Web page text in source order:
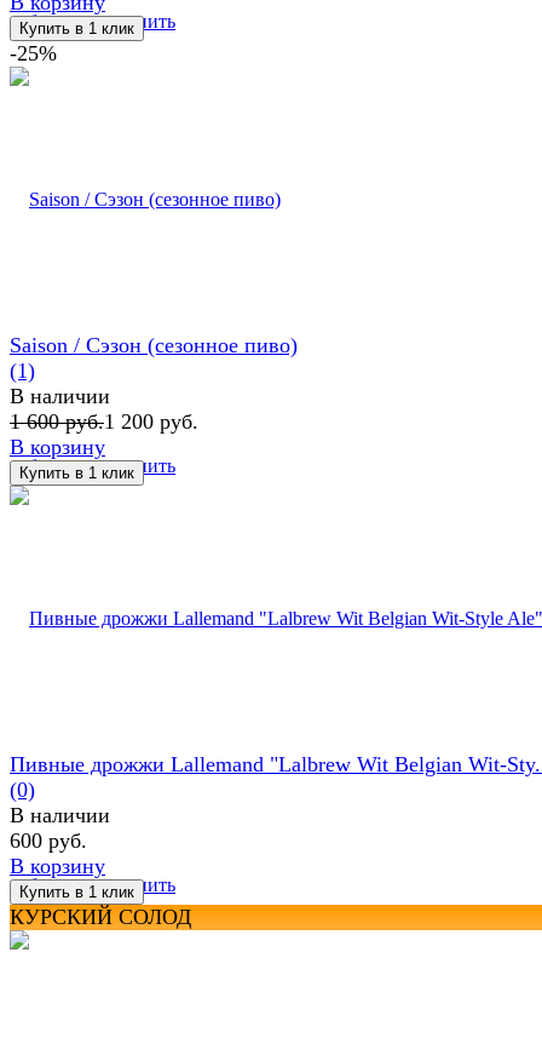
избранное сравнить
-25%
избранное сравнить
Saison / Сэзон (сезонное пиво)
(1)
В наличии
1 600 руб.1 200 руб.
В корзину
избранное сравнить
Пивные дрожжи Lallemand "Lalbrew Wit Belgian Wit-
(0)
В наличии
600 руб.
В корзину
КУРСКИЙ СОЛОД